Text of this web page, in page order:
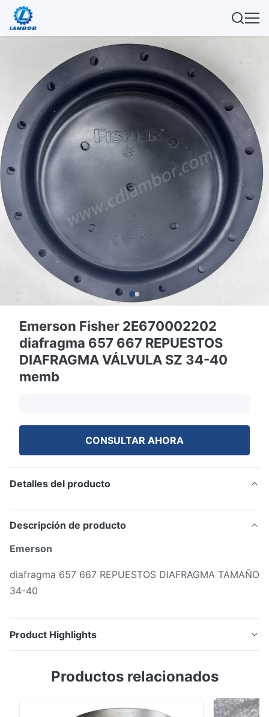
Emerson Fisher 2E670002202
diafragma 657 667 REPUESTOS
DIAFRAGMA VÁLVULA SZ 34-40
memb
CONSULTAR AHORA
Detalles del producto
Descripción de producto
Emerson
diafragma 657 667 REPUESTOS DIAFRAGMA TAMAÑO
34-40
Product Highlights
TAMAÑO 34-40Productos relacionados